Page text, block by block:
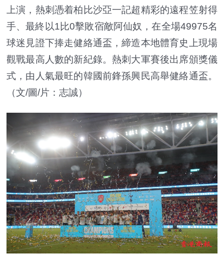
上演，熱刺憑着柏比沙亞一記超精彩的遠程笠射得
手、最終以1比0擊敗宿敵阿仙奴，在全場49975名
球迷見證下捧走健絡通盃，締造本地體育史上現場
觀戰最高人數的新紀錄。熱刺大軍賽後出席頒獎儀
式，由人氣最旺的韓國前鋒孫興民高舉健絡通盃。
（文/圖/片：志誠）